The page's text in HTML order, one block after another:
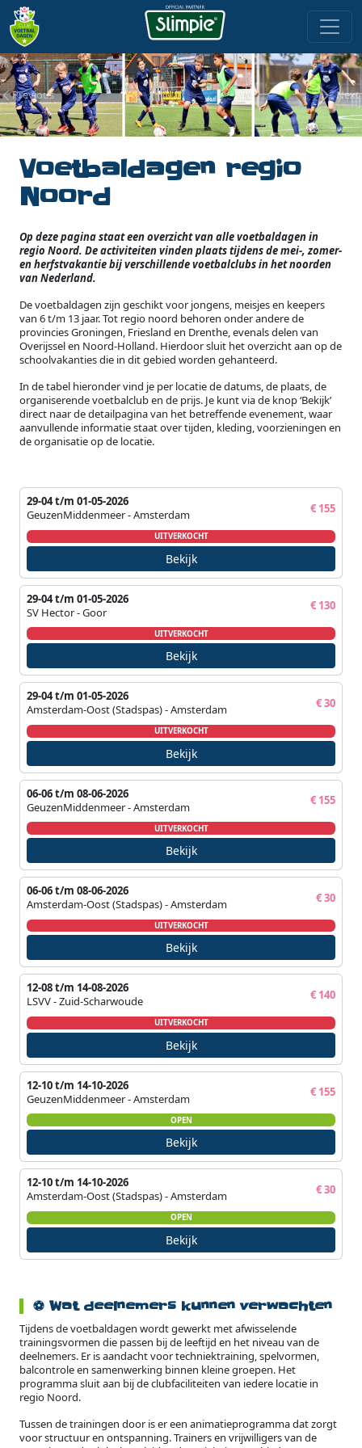
Previous Next
Voetbaldagen regio
Noord
Op deze pagina staat een overzicht van alle voetbaldagen in
regio Noord. De activiteiten vinden plaats tijdens de mei-, zomer-
en herfstvakantie bij verschillende voetbalclubs in het noorden
van Nederland.
De voetbaldagen zijn geschikt voor jongens, meisjes en keepers
van 6 t/m 13 jaar. Tot regio noord behoren onder andere de
provincies Groningen, Friesland en Drenthe, evenals delen van
Overijssel en Noord-Holland. Hierdoor sluit het overzicht aan op de
schoolvakanties die in dit gebied worden gehanteerd.
In de tabel hieronder vind je per locatie de datums, de plaats, de
organiserende voetbalclub en de prijs. Je kunt via de knop ‘Bekijk’
direct naar de detailpagina van het betreffende evenement, waar
aanvullende informatie staat over tijden, kleding, voorzieningen en
de organisatie op de locatie.
29-04 t/m 01-05-2026
GeuzenMiddenmeer - Amsterdam
€ 155
UITVERKOCHT
Bekijk
29-04 t/m 01-05-2026
SV Hector - Goor
€ 130
UITVERKOCHT
Bekijk
29-04 t/m 01-05-2026
Amsterdam-Oost (Stadspas) - Amsterdam
€ 30
UITVERKOCHT
Bekijk
06-06 t/m 08-06-2026
GeuzenMiddenmeer - Amsterdam
€ 155
UITVERKOCHT
Bekijk
06-06 t/m 08-06-2026
Amsterdam-Oost (Stadspas) - Amsterdam
€ 30
UITVERKOCHT
Bekijk
12-08 t/m 14-08-2026
LSVV - Zuid-Scharwoude
€ 140
UITVERKOCHT
Bekijk
12-10 t/m 14-10-2026
GeuzenMiddenmeer - Amsterdam
€ 155
OPEN
Bekijk
12-10 t/m 14-10-2026
Amsterdam-Oost (Stadspas) - Amsterdam
€ 30
OPEN
Bekijk
⚽ Wat deelnemers kunnen verwachten
Tijdens de voetbaldagen wordt gewerkt met afwisselende
trainingsvormen die passen bij de leeftijd en het niveau van de
deelnemers. Er is aandacht voor techniektraining, spelvormen,
balcontrole en samenwerking binnen kleine groepen. Het
programma sluit aan bij de clubfaciliteiten van iedere locatie in
regio Noord.
Tussen de trainingen door is er een animatieprogramma dat zorgt
voor structuur en ontspanning. Trainers en vrijwilligers van de